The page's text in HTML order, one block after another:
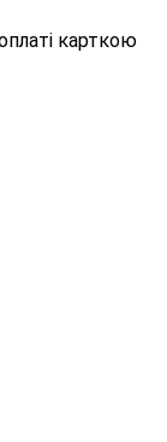
карткою